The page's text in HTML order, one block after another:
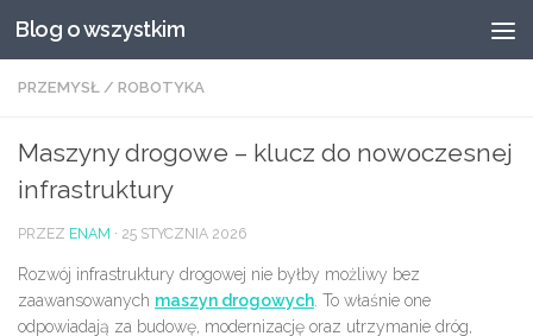
Przeskocz do treści
Blog o wszystkim
PRZEMYSŁ / ROBOTYKA
Maszyny drogowe – klucz do nowoczesnej
infrastruktury
PRZEZ ENAM · 25 STYCZNIA 2026
Rozwój infrastruktury drogowej nie byłby możliwy bez
zaawansowanych maszyn drogowych. To właśnie one
odpowiadają za budowę, modernizację oraz utrzymanie dróg,